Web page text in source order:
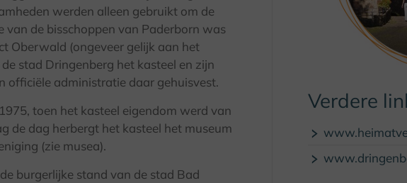
werden alleen gebruikt om de
de bisschoppen van Paderborn was
Oberwald (ongeveer gelijk aan het
stad Dringenberg het kasteel en zijn
officiële administratie daar gehuisvest.
toen het kasteel eigendom werd van
de dag herbergt het kasteel het museum
(zie musea).
burgerlijke stand van de stad Bad
Verdere